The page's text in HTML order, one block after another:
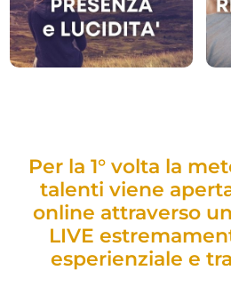
Per la 1° volta la
talenti viene
online attraverso
LIVE
esperienziale e